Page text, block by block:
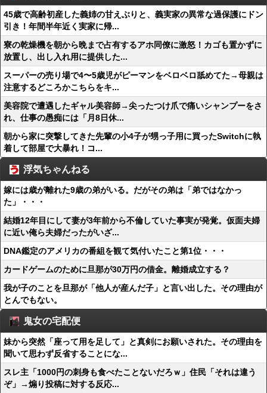
45歳で高齢初産した義姉の甘えぶりと、義実家の異常な過保護にドン
引き！年間半年近く実家に帰...
寮の乾燥機を朝から晩まで占有するアホ同僚に激怒！カゴも置かずに
放置し、出し入れ用に提供した...
スーパーの売り場で4〜5歳児がピーマンをベロベロ舐めてた→母親は
注意するどころかこちらをキ...
美容院で遭遇したギャル美容師→尖ったつけ爪で痛いシャンプーをさ
れ、仕事の愚痴には「月8日休...
朝から家に突撃してきた先輩の小4子が甥っ子用に買ったSwitchに執
着して部屋で大暴れ！コ...
浮気ちゃんねる
嫁には歳が離れた9歳の弟がいる。だがその弟は「弟ではなかっ
た」・・・
結婚12年目にして妻が3年前から不倫していた事実が発覚。仮面夫婦
に近い俺ら夫婦だったがいざ...
DNA鑑定のアメリカの番組を観て気付いたこと第1位・・・
カードゲームのために旦那が30万円の借金。離婚成立する？
我が子のことを旦那が「他人が産んだ子」と言い出した。その理由が
とんでもない。
鬼女の宅配便
妹から突然「座って用を足して」と真剣にお願いされた。その理由を
聞いて思わず反省することにな...
スレ主「1000円の刺身も食べたことないだろｗ」住民「それは違う
ぞ」→煽り投稿に対する反応...